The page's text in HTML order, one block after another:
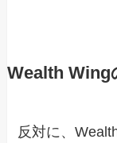
Wealth Wing
反対に、